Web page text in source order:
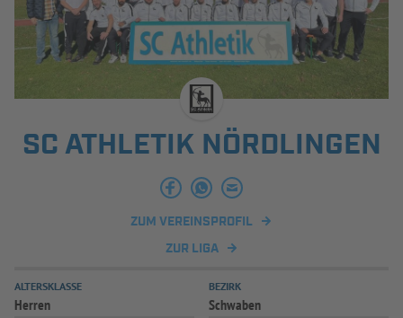
SPIELBETRIEB & VERBANDSLEBEN
AUSBILDUNG & FÖRDERUNG
INFOTHEK SPIELPLUS
SC ATHLETIK NÖRDLINGEN
ZUM VEREINSPROFIL
ZUR LIGA
ALTERSKLASSE
Herren
BEZIRK
Schwaben